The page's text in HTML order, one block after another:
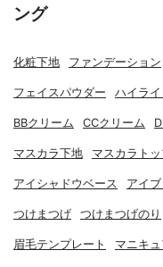
ング
化粧下地 ファンデーション
フェイスパウダー ハイライ
BBクリーム CCクリーム
マスカラ下地 マスカラトッ
アイシャドウベース アイブ
つけまつげ つけまつげのり
眉毛テンプレート マニキュ